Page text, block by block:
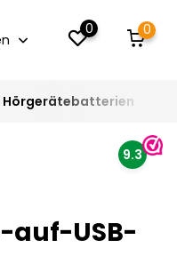
0 0
Hörgerätebatterien
9.3
auf-USB-